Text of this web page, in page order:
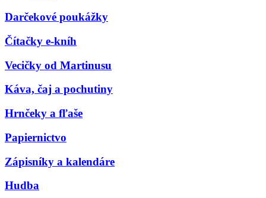
Darčekové poukážky
Čítačky e-kníh
Vecičky od Martinusu
Káva, čaj a pochutiny
Hrnčeky a fľaše
Papiernictvo
Zápisníky a kalendáre
Hudba